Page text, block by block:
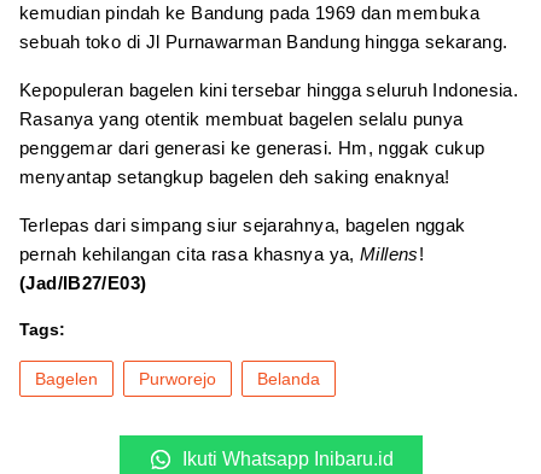
kemudian pindah ke Bandung pada 1969 dan membuka
sebuah toko di Jl Purnawarman Bandung hingga sekarang.
Kepopuleran bagelen kini tersebar hingga seluruh Indonesia.
Rasanya yang otentik membuat bagelen selalu punya
penggemar dari generasi ke generasi. Hm, nggak cukup
menyantap setangkup bagelen deh saking enaknya!
Terlepas dari simpang siur sejarahnya, bagelen nggak
pernah kehilangan cita rasa khasnya ya, Millens!
(Jad/IB27/E03)
Tags:
Bagelen Purworejo Belanda
Ikuti Whatsapp Inibaru.id